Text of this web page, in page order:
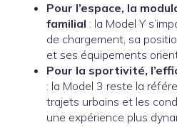
Pour l’espace, la
familial : la Model Y
de chargement, sa
et ses équipements
Pour la sportivité,
: la Model 3 reste la
trajets urbains et les
une expérience plus